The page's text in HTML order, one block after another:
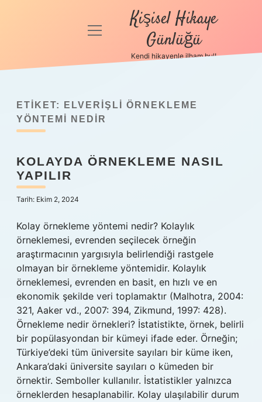
Anasayfa
Politikası
Yasal Uyarı
Hakkımızda
menüyü
Kişisel Hikaye
Günlüğü
Kendi hikayenle ilham bul!
ETIKET:
ELVERIŞLI ÖRNEKLEME
YÖNTEMI NEDIR
KOLAYDA ÖRNEKLEME NASIL
YAPILIR
Tarih: Ekim 2, 2024
Kolay örnekleme yöntemi nedir? Kolaylık
örneklemesi, evrenden seçilecek örneğin
araştırmacının yargısıyla belirlendiği rastgele
olmayan bir örnekleme yöntemidir. Kolaylık
örneklemesi, evrenden en basit, en hızlı ve en
ekonomik şekilde veri toplamaktır (Malhotra, 2004:
321, Aaker vd., 2007: 394, Zikmund, 1997: 428).
Örnekleme nedir örnekleri? İstatistikte, örnek, belirli
bir popülasyondan bir kümeyi ifade eder. Örneğin;
Türkiye’deki tüm üniversite sayıları bir küme iken,
Ankara’daki üniversite sayıları o kümeden bir
örnektir. Semboller kullanılır. İstatistikler yalnızca
örneklerden hesaplanabilir. Kolay ulaşılabilir durum